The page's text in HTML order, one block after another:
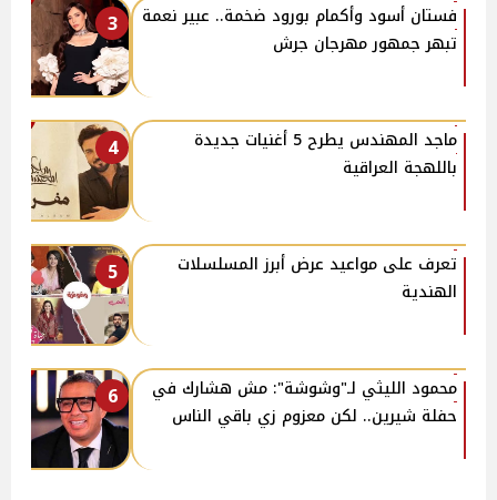
3
فستان أسود وأكمام بورود ضخمة.. عبير نعمة
تبهر جمهور مهرجان جرش
4
ماجد المهندس يطرح 5 أغنيات جديدة
باللهجة العراقية
5
تعرف على مواعيد عرض أبرز المسلسلات
الهندية
6
محمود الليثي لـ"وشوشة": مش هشارك في
حفلة شيرين.. لكن معزوم زي باقي الناس